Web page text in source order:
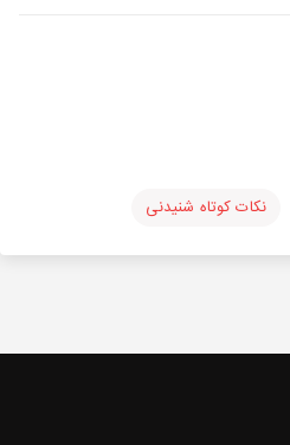
نکات کوتاه شنیدنی